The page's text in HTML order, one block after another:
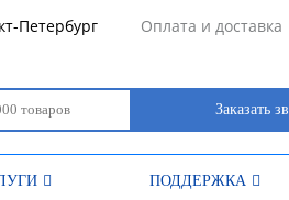
Петербург Оплата и доставка
Заказать
ПОДДЕРЖКА